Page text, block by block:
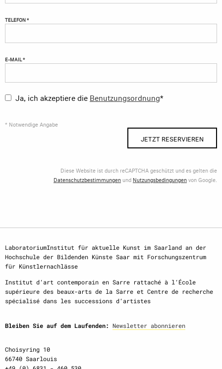
TELEFON *
E-MAIL *
Ja, ich akzeptiere die Benutzungsordnung*
* Notwendige Angabe
JETZT RESERVIEREN
Diese Website ist durch reCAPTCHA geschützt und es gelten die
Datenschutzbestimmungen und Nutzungsbedingungenvon Google.
LaboratoriumInstitut für aktuelle Kunst im Saarland an der
Hochschule der Bildenden Künste Saar mit Forschungszentrum
für Künstlernachlässe
Institut d‘art contemporain en Sarre rattaché à l‘École
supérieure des beaux-arts de la Sarre et Centre de recherche
spécialisé dans les successions d‘artistes
Bleiben Sie auf dem Laufenden: Newsletter abonnieren
Choisyring 10
66740 Saarlouis